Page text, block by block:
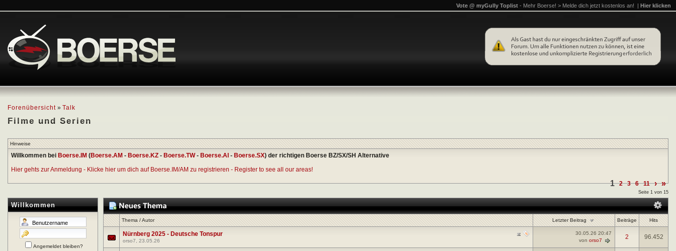
Forenübersicht » Talk
Filme und Serien
Vote @ myGully Toplist - Mehr Boerse! > Melde dich jetzt kostenlos an! | Hier klicken
Hinweise
Willkommen bei Boerse.IM (Boerse.AM - Boerse.KZ - Boerse.TW- Boerse.AI - Boerse.SX) der richtigen Boerse BZ/SX/SH Alternative
Hier gehts zur Anmeldung - Klicke hier um dich auf Boerse.IM/AM zu registrieren - Register to see all our areas!
Willkommen
Angemeldet bleiben?
1 2 3 6 11 › »
Seite 1 von 15
Thema/Autor Letzter Beitrag Beiträge Hits
Nürnberg 2025 - Deutsche Tonspur
orso7, 23.05.26
30.05.26 20:47
von orso7 2 96.452